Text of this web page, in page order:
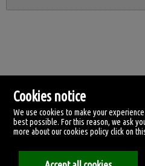
Cookies notice
We use cookies to make your
best possible. For this reason, we ask
more about our cookies policy click on